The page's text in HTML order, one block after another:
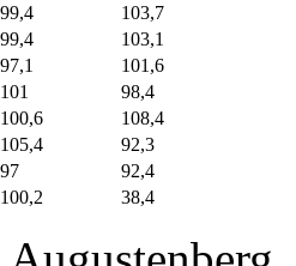
99,4
103,7
99,4
103,1
97,1
101,6
101
98,4
100,6
108,4
105,4
92,3
97
92,4
100,2 38,4